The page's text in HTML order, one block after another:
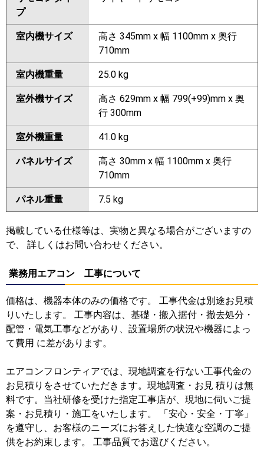
プ
室内機サイズ
高さ 345mm x 幅 1100mm x 奥行
710mm
室内機重量 25.0 kg
室外機サイズ
高さ 629mm x 幅 799(+99)mm x 奥
行 300mm
室外機重量 41.0 kg
パネルサイズ
高さ 30mm x 幅 1100mm x 奥行
710mm
パネル重量 7.5 kg
掲載している仕様等は、実物と異なる場合がございますの
で、 詳しくはお問い合わせください。
業務用エアコン 工事について
価格は、機器本体のみの価格です。 工事代金は別途お見積
りいたします。 工事内容は、基礎・搬入据付・撤去処分・
配管・電気工事などがあり、設置場所の状況や機器によっ
て費用 に差があります。
エアコンフロンティアでは、現地調査を行ない工事代金の
お見積りをさせていただきます。現地調査・お見 積りは無
料です。当社研修を受けた指定工事店が、現地に伺いご提
案・お見積り・施工をいたします。 「安心・安全・丁寧」
を遵守し、お客様のニーズにお答えした快適な空調のご提
供をお約束します。 工事品質でお選びください。